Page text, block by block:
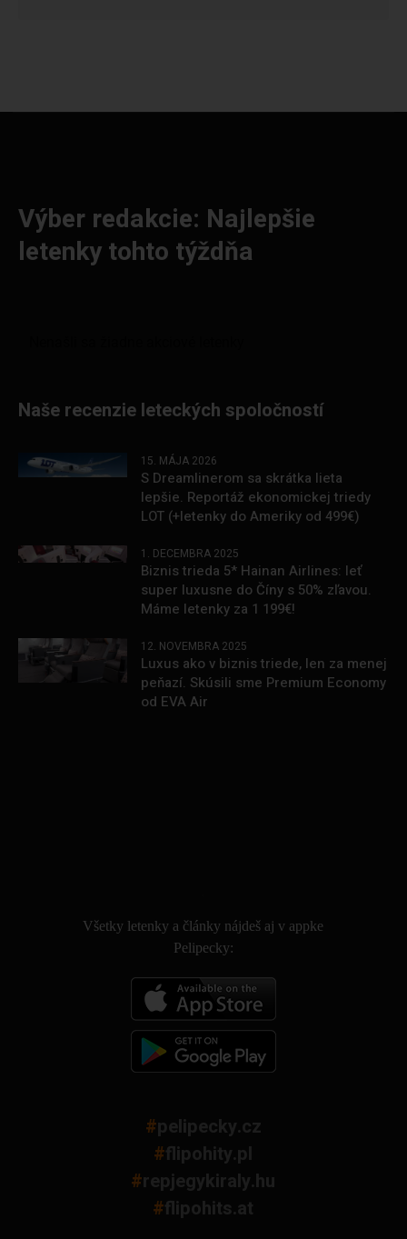
Výber redakcie: Najlepšie
letenky tohto týždňa
Naše recenzie leteckých spoločností
15. MÁJA 2026
S Dreamlinerom sa skrátka lieta
lepšie. Reportáž ekonomickej triedy
LOT (+letenky do Ameriky od 499€)
1. DECEMBRA 2025
Biznis trieda 5* Hainan Airlines: leť
super luxusne do Číny s 50% zľavou.
Máme letenky za 1 199€!
12. NOVEMBRA 2025
Luxus ako v biznis triede, len za menej
peňazí. Skúsili sme Premium Economy
od EVA Air
Všetky letenky a články nájdeš aj v appke
Pelipecky:
#pelipecky.cz
#flipohity.pl
#repjegykiraly.hu
#flipohits.at